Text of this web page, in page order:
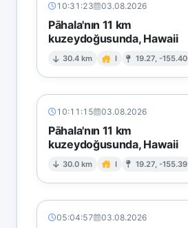
10:31:23 03.08.2026
Pāhala'nın 11 km
kuzeydoğusunda, Hawaii
30.4 km I 19.27, -155.40
10:11:15 03.08.2026
Pāhala'nın 11 km
kuzeydoğusunda, Hawaii
30.0 km I 19.27, -155.39
05:04:57 03.08.2026